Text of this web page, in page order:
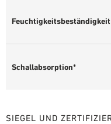
Feuchtigkeitsbeständigkeit
Schallabsorption*
SIEGEL UND